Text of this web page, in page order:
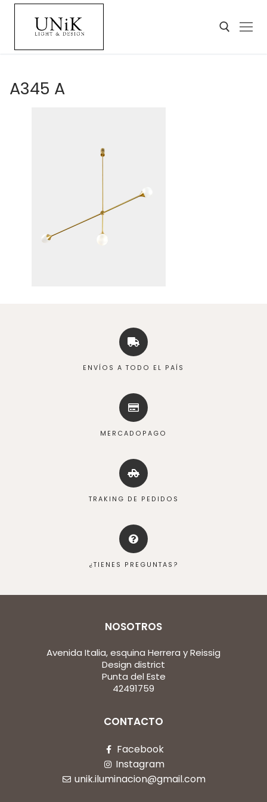
A345 A
ENVÍOS A TODO EL PAÍS
MERCADOPAGO
TRAKING DE PEDIDOS
¿TIENES PREGUNTAS?
NOSOTROS
Avenida Italia, esquina Herrera y Reissig
Design district
Punta del Este
42491759
CONTACTO
Facebook
Instagram
unik.iluminacion@gmail.com